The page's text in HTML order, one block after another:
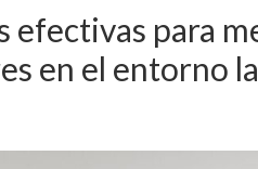
efectivas para
en el entorno